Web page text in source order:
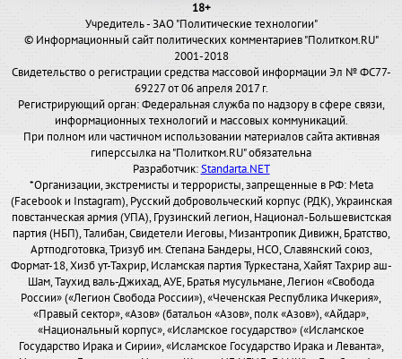
18+
Учредитель - ЗАО "Политические технологии"
© Информационный сайт политических комментариев "Политком.RU"
2001-2018
Свидетельство о регистрации средства массовой информации Эл № ФС77-
69227 от 06 апреля 2017 г.
Регистрирующий орган: Федеральная служба по надзору в сфере связи,
информационных технологий и массовых коммуникаций.
При полном или частичном использовании материалов сайта активная
гиперссылка на "Политком.RU" обязательна
Разработчик:Standarta.NET
*Организации, экстремисты и террористы, запрещенные в РФ: Meta
(Facebook и Instagram), Русский добровольческий корпус (РДК), Украинская
повстанческая армия (УПА), Грузинский легион, Национал-Большевистская
партия (НБП), Талибан, Свидетели Иеговы, Мизантропик Дивижн, Братство,
Артподготовка, Тризуб им. Степана Бандеры, НСО, Славянский союз,
Формат-18, Хизб ут-Тахрир, Исламская партия Туркестана, Хайят Тахрир аш-
Шам, Таухид валь-Джихад, АУЕ, Братья мусульмане, Легион «Свобода
России» («Легион Свобода России»), «Чеченская Республика Ичкерия»,
«Правый сектор», «Азов» (батальон «Азов», полк «Азов»), «Айдар»,
«Национальный корпус», «Исламское государство» («Исламское
Государство Ирака и Сирии», «Исламское Государство Ирака и Леванта»,